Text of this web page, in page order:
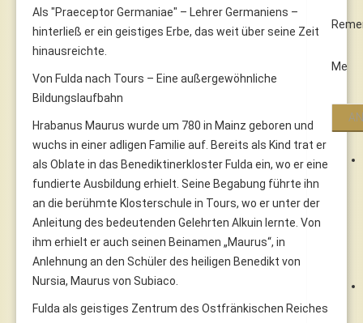
Me
Als "Praeceptor Germaniae" – Lehrer Germaniens –
hinterließ er ein geistiges Erbe, das weit über seine Zeit
hinausreichte.
Von Fulda nach Tours – Eine außergewöhnliche
Bildungslaufbahn
Hrabanus Maurus wurde um 780 in Mainz geboren und
wuchs in einer adligen Familie auf. Bereits als Kind trat er
als Oblate in das Benediktinerkloster Fulda ein, wo er eine
fundierte Ausbildung erhielt. Seine Begabung führte ihn
an die berühmte Klosterschule in Tours, wo er unter der
Anleitung des bedeutenden Gelehrten Alkuin lernte. Von
ihm erhielt er auch seinen Beinamen „Maurus“, in
Anlehnung an den Schüler des heiligen Benedikt von
Nursia, Maurus von Subiaco.
Fulda als geistiges Zentrum des Ostfränkischen Reiches